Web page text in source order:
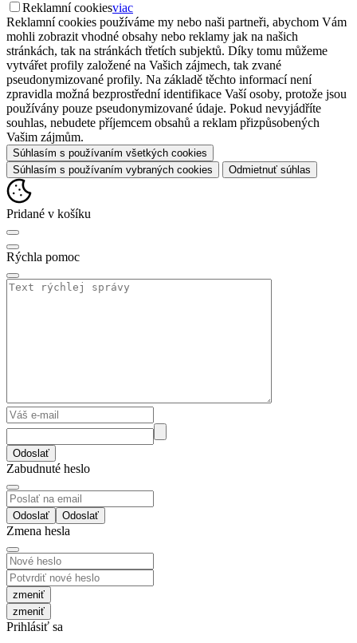
Reklamní cookiesviac
Reklamní cookies používáme my nebo naši partneři, abychom Vám
mohli zobrazit vhodné obsahy nebo reklamy jak na našich
stránkách, tak na stránkách třetích subjektů. Díky tomu můžeme
vytvářet profily založené na Vašich zájmech, tak zvané
pseudonymizované profily. Na základě těchto informací není
zpravidla možná bezprostřední identifikace Vaší osoby, protože jsou
používány pouze pseudonymizované údaje. Pokud nevyjádříte
souhlas, nebudete příjemcem obsahů a reklam přizpůsobených
Vašim zájmům.
Súhlasím s používaním všetkých cookies
Súhlasím s používaním vybraných cookies
Odmietnuť súhlas
Pridané v košíku
Rýchla pomoc
Odoslať
Zabudnuté heslo
Odoslať
Zmena hesla
zmeniť
Prihlásiť sa